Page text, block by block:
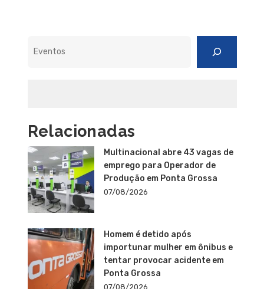
Relacionadas
Multinacional abre 43 vagas de
emprego para Operador de
Produção em Ponta Grossa
07/08/2026
Homem é detido após
importunar mulher em ônibus e
tentar provocar acidente em
Ponta Grossa
07/08/2026